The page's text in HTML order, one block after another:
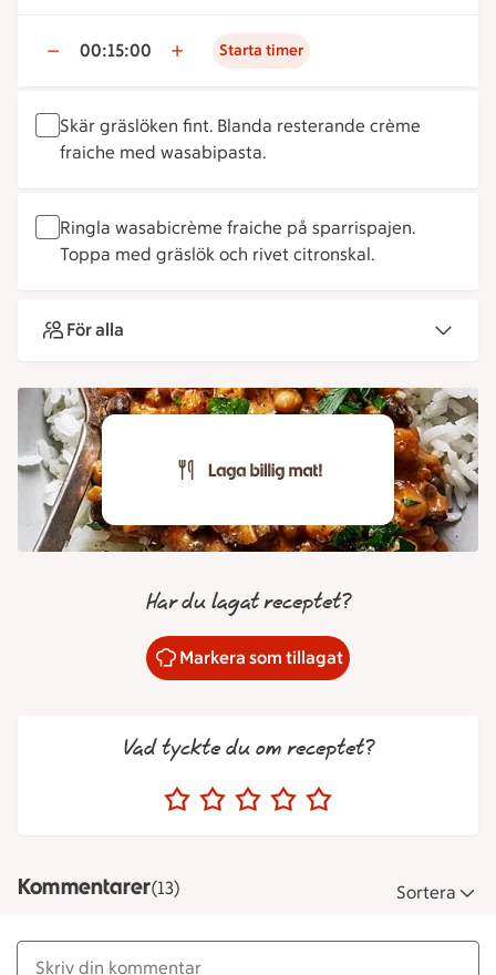
00:15:00 Starta timer
Skär gräslöken fint. Blanda resterande crème
fraiche med wasabipasta.
Ringla wasabicrème fraiche på sparrispajen.
Toppa med gräslök och rivet citronskal.
För alla
Har du lagat receptet?
Markera som tillagat
Vad tyckte du om receptet?
Kommentarer(13) Sortera